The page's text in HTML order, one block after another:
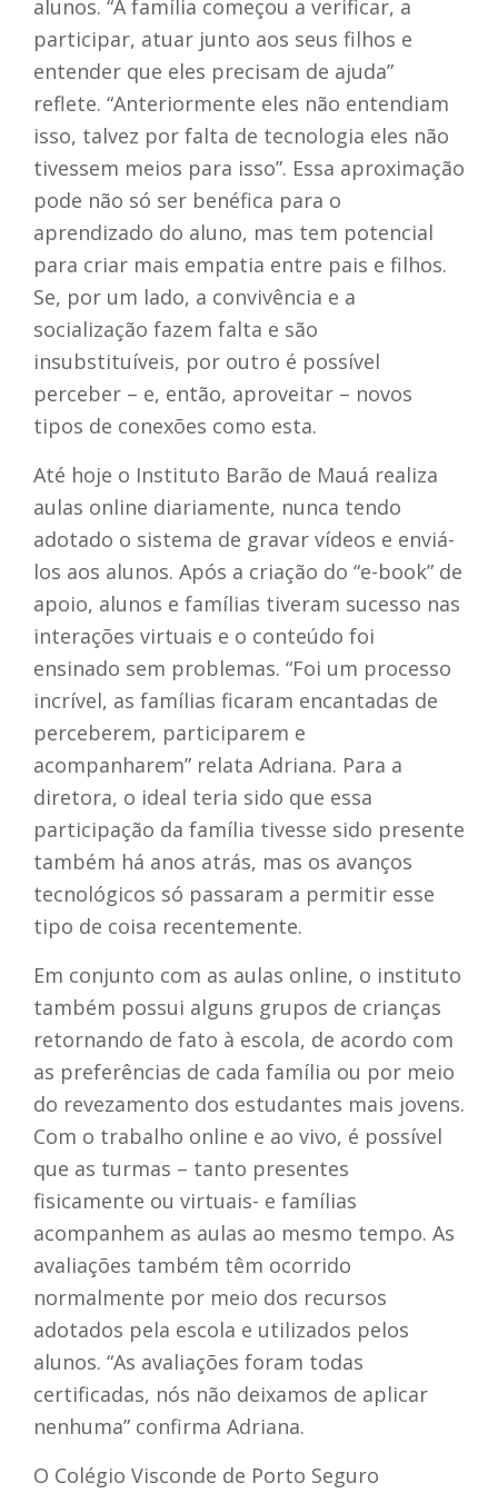
alunos. “A família começou a verificar, a
participar, atuar junto aos seus filhos e
entender que eles precisam de ajuda”
reflete. “Anteriormente eles não entendiam
isso, talvez por falta de tecnologia eles não
tivessem meios para isso”. Essa aproximação
pode não só ser benéfica para o
aprendizado do aluno, mas tem potencial
para criar mais empatia entre pais e filhos.
Se, por um lado, a convivência e a
socialização fazem falta e são
insubstituíveis, por outro é possível
perceber – e, então, aproveitar – novos
tipos de conexões como esta.
Até hoje o Instituto Barão de Mauá realiza
aulas online diariamente, nunca tendo
adotado o sistema de gravar vídeos e enviá-
los aos alunos. Após a criação do “e-book” de
apoio, alunos e famílias tiveram sucesso nas
interações virtuais e o conteúdo foi
ensinado sem problemas. “Foi um processo
incrível, as famílias ficaram encantadas de
perceberem, participarem e
acompanharem” relata Adriana. Para a
diretora, o ideal teria sido que essa
participação da família tivesse sido presente
também há anos atrás, mas os avanços
tecnológicos só passaram a permitir esse
tipo de coisa recentemente.
Em conjunto com as aulas online, o instituto
também possui alguns grupos de crianças
retornando de fato à escola, de acordo com
as preferências de cada família ou por meio
do revezamento dos estudantes mais jovens.
Com o trabalho online e ao vivo, é possível
que as turmas – tanto presentes
fisicamente ou virtuais- e famílias
acompanhem as aulas ao mesmo tempo. As
avaliações também têm ocorrido
normalmente por meio dos recursos
adotados pela escola e utilizados pelos
alunos. “As avaliações foram todas
certificadas, nós não deixamos de aplicar
nenhuma” confirma Adriana.
O Colégio Visconde de Porto Seguro